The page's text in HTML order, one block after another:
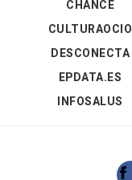
CHANCE
CULTURAOCIO
DESCONECTA
EPDATA.ES
INFOSALUS